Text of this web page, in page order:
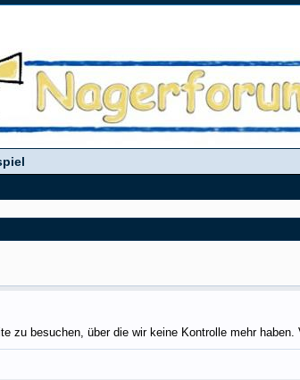
zu besuchen, über die wir keine Kontrolle mehr